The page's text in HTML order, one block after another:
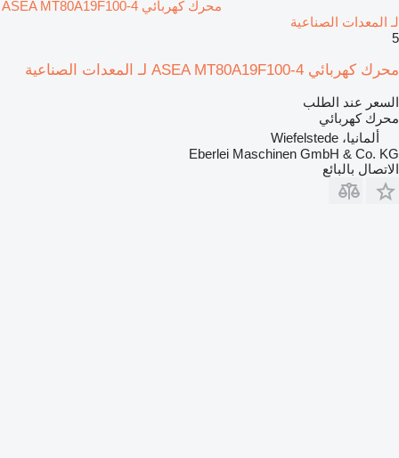
محرك كهربائي ASEA MT80A19F100-4
لـ المعدات الصناعية
5
محرك كهربائي ASEA MT80A19F100-4 لـ المعدات الصناعية
السعر عند الطلب
محرك كهربائي
ألمانيا، Wiefelstede
Eberlei Maschinen GmbH & Co. KG
الاتصال بالبائع